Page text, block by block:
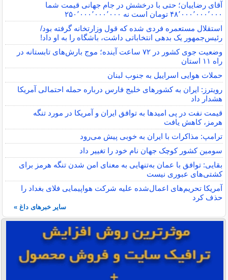
آقای رضاییان؛ حتی با درخشش در جام جهانی قیمت شما
۴۸٬۰۰۰٬۰۰۰٬۰۰۰ تومان است نه ۲۵۰٬۰۰۰٬۰۰۰٬۰۰۰
استقلال مستعمره فردی شده که قول وزارتخانه گرفته بود/
رئیس‌جمهور یک بدهی انتخاباتی داشت، باشگاه را به او داد!
وضعیت جوی کشور در ۷۲ ساعت آینده؛ موج بارش‌های تابستانه در
راه ۱۱ استان
حملات هوایی اسراییل به جنوب لبنان
رویترز: ایران به کشورهای خلیج فارس درباره حمله احتمالی آمریکا
هشدار داد
قیمت نفت در پی امیدها به توافق ایران و آمریکا در مورد تنگه
هرمز، کاهش یافت
ترامپ: مذاکرات با ایران به خوبی پیش می‌رود
سومین کشور کوچک جهان نام خود را تغییر داد
بقایی: توافق با عمان به‌تنهایی به معنای امن شدن تنگه هرمز برای
کشتی‌های عبوری نیست
آمریکا تحریم‌های اعمال‌شده علیه شرکت هواپیمایی فلای بغداد را
حذف کرد
سایر خبرهای داغ »